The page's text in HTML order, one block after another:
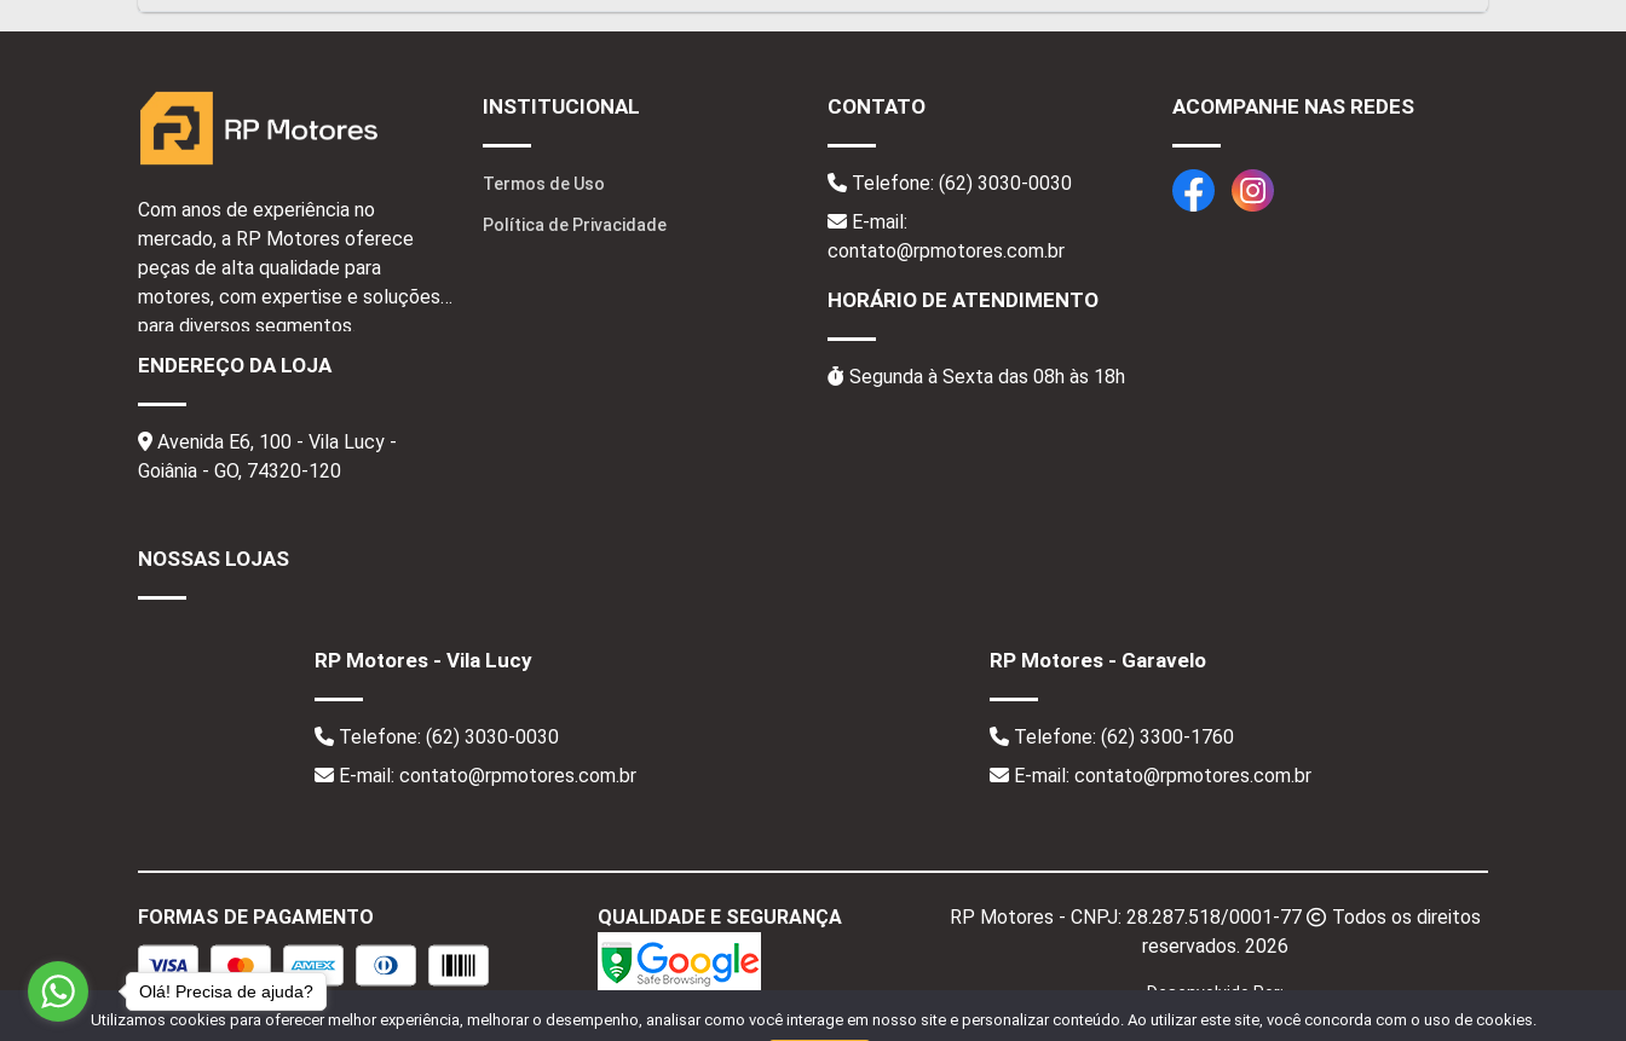
Com anos de experiência no
mercado, a RP Motores oferece
peças de alta qualidade para
motores, com expertise e soluções
para diversos segmentos.
ENDEREÇO DA LOJA
Avenida E6, 100 - Vila Lucy -
Goiânia - GO, 74320-120
INSTITUCIONAL
Termos de Uso
Política de Privacidade
CONTATO
Telefone: (62) 3030-0030
E-mail:
contato@rpmotores.com.br
HORÁRIO DE ATENDIMENTO
Segunda à Sexta das 08h às 18h
ACOMPANHE NAS REDES
NOSSAS LOJAS
RP Motores - Vila Lucy
Telefone: (62) 3030-0030
E-mail: contato@rpmotores.com.br
RP Motores - Garavelo
Telefone: (62) 3300-1760
E-mail: contato@rpmotores.com.br
FORMAS DE PAGAMENTO QUALIDADE E SEGURANÇA RP Motores - CNPJ: 28.287.518/0001-77
Todos os direitos
reservados. 2026
Desenvolvido Por:
Olá! Precisa de ajuda?
Utilizamos cookies para oferecer melhor experiência, melhorar o desempenho, analisar como você interage em nosso site e personalizar conteúdo. Ao utilizar este site, você concorda com o uso de cookies.